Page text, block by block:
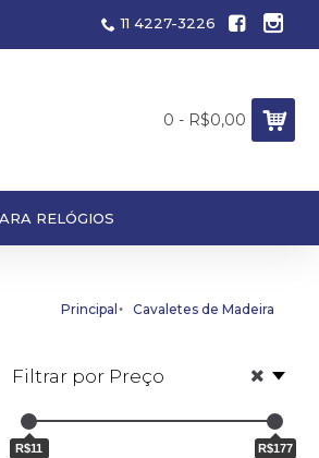
11 4227-3226
0 - R$0,00
RELÓGIOS
Principal Cavaletes de Madeira
Filtrar por Preço
R$11 R$177